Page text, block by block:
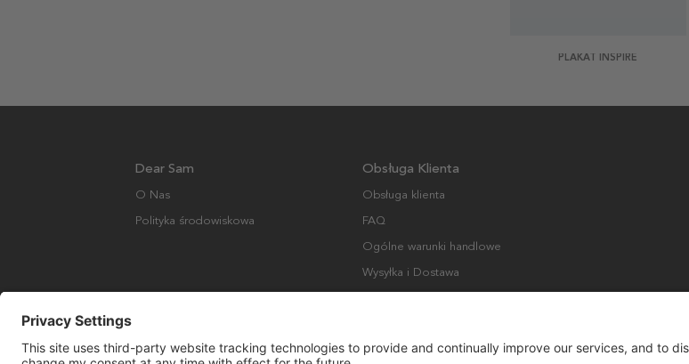
PLAKAT INSPIRE
Dear Sam
O Nas
Polityka środowiskowa
Obsługa Klienta
Obsługa klienta
FAQ
Ogólne warunki handlowe
Wysyłka i Dostawa